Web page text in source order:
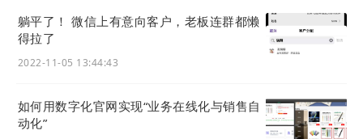
躺平了！ 微信上有意向客户，老板连群都懒
得拉了
2022-11-05 13:44:43
如何用数字化官网实现“业务在线化与销售⾃
动化”